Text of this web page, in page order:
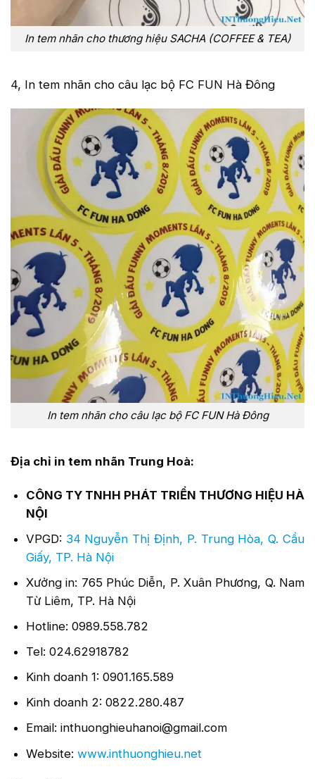
In tem nhãn cho thương hiệu SACHA (COFFEE & TEA)
4, In tem nhãn cho câu lạc bộ FC FUN Hà Đông
In tem nhãn cho câu lạc bộ FC FUN Hà Đông
Địa chỉ in tem nhãn Trung Hoà:
CÔNG TY TNHH PHÁT TRIỂN THƯƠNG HIỆU HÀ
NỘI
VPGD: 34 Nguyễn Thị Định, P. Trung Hòa, Q. Cầu
Giấy, TP. Hà Nội
Xưởng in: 765 Phúc Diễn, P. Xuân Phương, Q. Nam
Từ Liêm, TP. Hà Nội
Hotline: 0989.558.782
Tel: 024.62918782
Kinh doanh 1: 0901.165.589
Kinh doanh 2: 0822.280.487
Email: inthuonghieuhanoi@gmail.com
Website: www.inthuonghieu.net